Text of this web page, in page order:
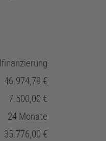
46.974,79
7.500,00
24 Monate
35.776,00